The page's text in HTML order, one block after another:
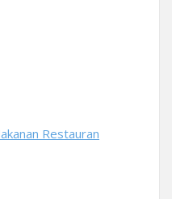
Restauran